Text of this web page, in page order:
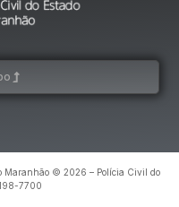
Maranhão © 2026 – Polícia Civil do
7700